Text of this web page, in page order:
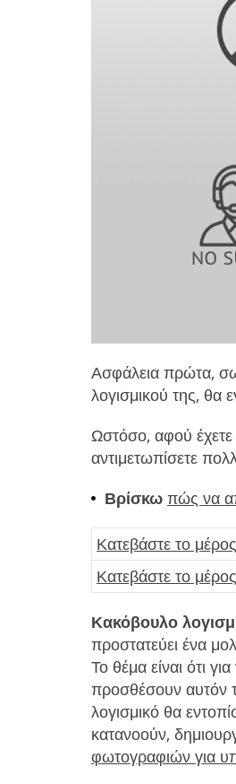
Ασφάλεια πρώτα,
λογισμικού της, θα
Ωστόσο, αφού
αντιμετωπίσετε
Βρίσκω πώς να
Κατεβάστε το
Κατεβάστε το
Κακόβουλο
προστατεύει ένα
Το θέμα είναι ότι
προσθέσουν αυτόν
λογισμικό θα
κατανοούν,
φωτογραφιών για